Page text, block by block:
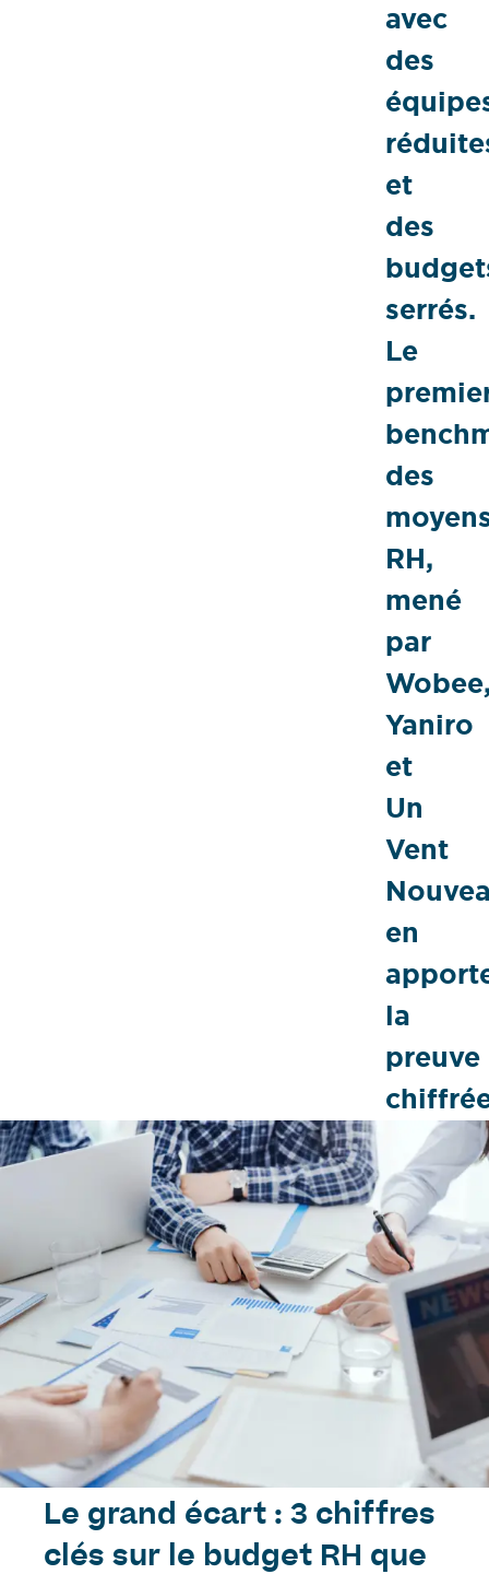
avec
des
et
des
serrés.
Le
des
RH,
mené
par
Yaniro
et
Un
Vent
en
la
preuve
Le grand écart : 3 chiffres
clés sur le budget RH que